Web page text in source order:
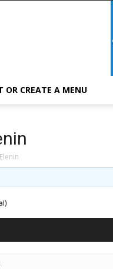
OR CREATE A MENU